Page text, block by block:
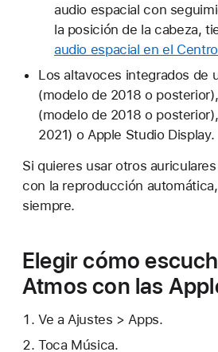
audio espacial con
la posición de la cabeza,
audio espacial en el
Los altavoces integrados de
(modelo de 2018 o
(modelo de 2018 o
2021) o Apple Studio Display.
Si quieres usar otros
con la reproducción
siempre.
Elegir cómo
Atmos con las
Ve a Ajustes > Apps.
Toca Música.